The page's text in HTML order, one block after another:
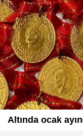
Altında ocak